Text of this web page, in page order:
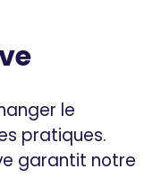
le
pratiques.
garantit notre